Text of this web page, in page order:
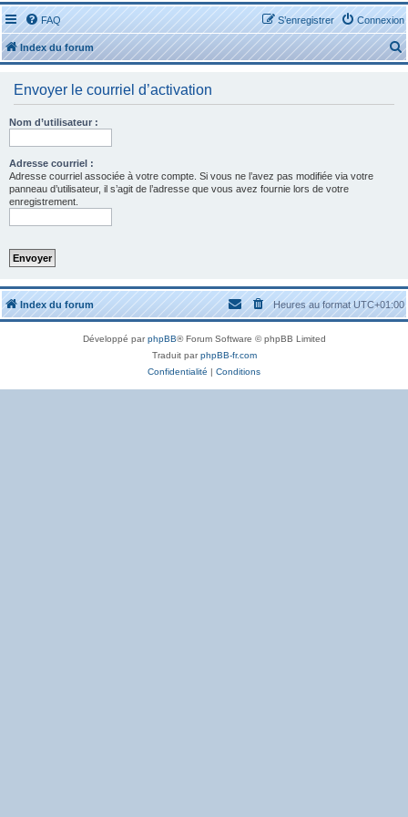
FAQ Connexion
S’enregistrer
Index du forum
e
Envoyer le courriel d’activation
Nom d’utilisateur :
Adresse courriel :
Adresse courriel associée à votre compte. Si vous ne l’avez pas modifiée via votre
panneau d’utilisateur, il s’agit de l’adresse que vous avez fournie lors de votre
enregistrement.
Index du forum Heures au formatUTC+01:00
Développé parphpBB® Forum Software © phpBB Limited
Traduit parphpBB-fr.com
Confidentialité | Conditions